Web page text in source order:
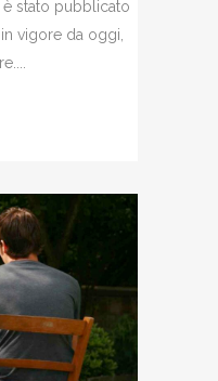
stato pubblicato
vigore da oggi,